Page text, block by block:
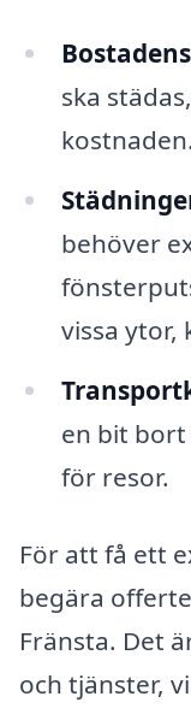
ska
kostnaden.
behöver
vissa ytor,
en bit
för resor.
För att få ett
begära
Fränsta. Det
och tjänster,